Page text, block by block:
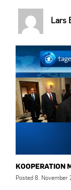
Lars
KOOPERATION
Posted8. November